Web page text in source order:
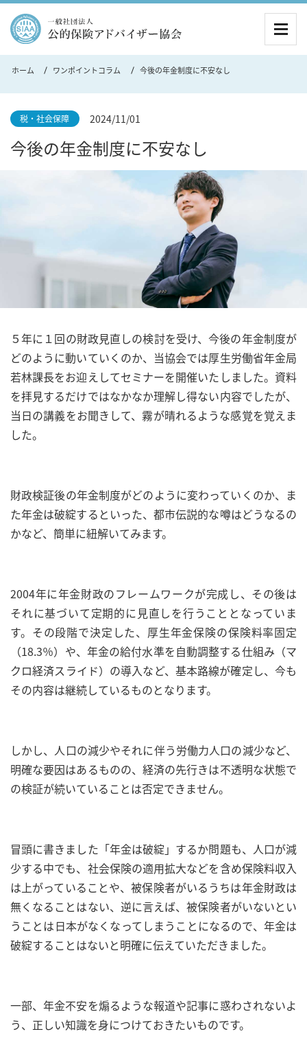
ホーム ワンポイントコラム 今後の年金制度に不安なし
今後の年金制度に不安なし
税・社会保障 2024/11/01
５年に１回の財政見直しの検討を受け、今後の年金制度が
どのように動いていくのか、当協会では厚生労働省年金局
若林課長をお迎えしてセミナーを開催いたしました。資料
を拝見するだけではなかなか理解し得ない内容でしたが、
当日の講義をお聞きして、霧が晴れるような感覚を覚えま
した。
財政検証後の年金制度がどのように変わっていくのか、ま
た年金は破綻するといった、都市伝説的な噂はどうなるの
かなど、簡単に紐解いてみます。
2004年に年金財政のフレームワークが完成し、その後は
それに基づいて定期的に見直しを行うこととなっていま
す。その段階で決定した、厚生年金保険の保険料率固定
（18.3％）や、年金の給付水準を自動調整する仕組み（マ
クロ経済スライド）の導入など、基本路線が確定し、今も
その内容は継続しているものとなります。
しかし、人口の減少やそれに伴う労働力人口の減少など、
明確な要因はあるものの、経済の先行きは不透明な状態で
の検証が続いていることは否定できません。
冒頭に書きました「年金は破綻」するか問題も、人口が減
少する中でも、社会保険の適用拡大などを含め保険料収入
は上がっていることや、被保険者がいるうちは年金財政は
無くなることはない、逆に言えば、被保険者がいないとい
うことは日本がなくなってしまうことになるので、年金は
破綻することはないと明確に伝えていただきました。
一部、年金不安を煽るような報道や記事に惑わされないよ
う、正しい知識を身につけておきたいものです。